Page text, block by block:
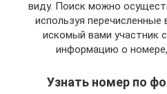
виду. Поиск можно
используя
искомый вами участник
информацию о
Узнать номер по